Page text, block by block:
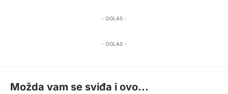
- OGLAS -
- OGLAS -
Možda vam se sviđa i ovo...